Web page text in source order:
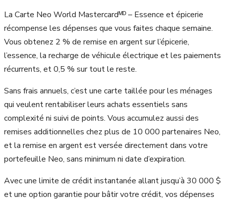
La Carte Neo World Mastercardᴹᴰ – Essence et épicerie
récompense les dépenses que vous faites chaque semaine.
Vous obtenez 2 % de remise en argent sur l’épicerie,
l’essence, la recharge de véhicule électrique et les paiements
récurrents, et 0,5 % sur tout le reste.
Sans frais annuels, c’est une carte taillée pour les ménages
qui veulent rentabiliser leurs achats essentiels sans
complexité ni suivi de points. Vous accumulez aussi des
remises additionnelles chez plus de 10 000 partenaires Neo,
et la remise en argent est versée directement dans votre
portefeuille Neo, sans minimum ni date d’expiration.
Avec une limite de crédit instantanée allant jusqu’à 30 000 $
et une option garantie pour bâtir votre crédit, vos dépenses